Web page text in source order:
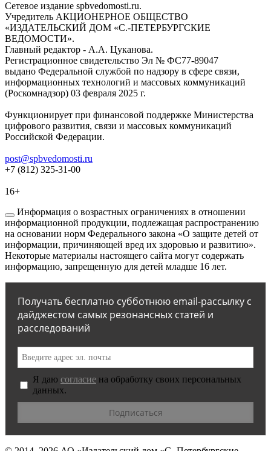
Сетевое издание spbvedomosti.ru.
Учредитель АКЦИОНЕРНОЕ ОБЩЕСТВО
«ИЗДАТЕЛЬСКИЙ ДОМ «С.-ПЕТЕРБУРГСКИЕ
ВЕДОМОСТИ».
Главный редактор - А.А. Цуканова.
Регистрационное свидетельство Эл № ФС77-89047
выдано Федеральной службой по надзору в сфере связи,
информационных технологий и массовых коммуникаций
(Роскомнадзор) 03 февраля 2025 г.
Функционирует при финансовой поддержке Министерства
цифрового развития, связи и массовых коммуникаций
Российской Федерации.
post@spbvedomosti.ru
+7 (812) 325-31-00
16+
Информация о возрастных ограничениях в отношении
информационной продукции, подлежащая распространению
на основании норм Федерального закона «О защите детей от
информации, причиняющей вред их здоровью и развитию».
Некоторые материалы настоящего сайта могут содержать
информацию, запрещенную для детей младше 16 лет.
Получать бесплатно субботнюю email-рассылку с
дайджестом самых резонансных статей и
расследований
Я даю согласие на обработку своих персональных
данных.